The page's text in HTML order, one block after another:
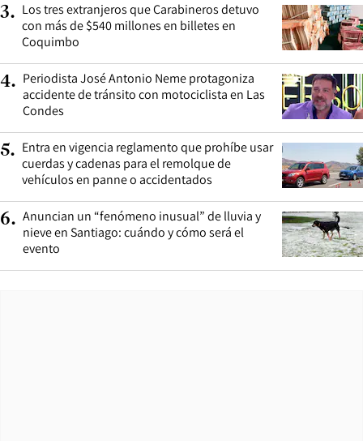
3. Los tres extranjeros que Carabineros detuvo
con más de $540 millones en billetes en
Coquimbo
4. Periodista José Antonio Neme protagoniza
accidente de tránsito con motociclista en Las
Condes
5. Entra en vigencia reglamento que prohíbe usar
cuerdas y cadenas para el remolque de
vehículos en panne o accidentados
6. Anuncian un “fenómeno inusual” de lluvia y
nieve en Santiago: cuándo y cómo será el
evento